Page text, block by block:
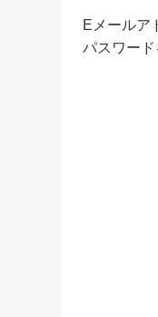
Eメールア
パスワー